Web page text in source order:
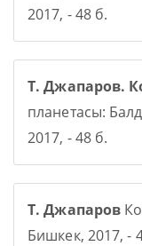
2017, - 48 б.
Т. Джапаров.
планетасы:
2017, - 48 б.
Т. Джапаров
Бишкек, 2017, -